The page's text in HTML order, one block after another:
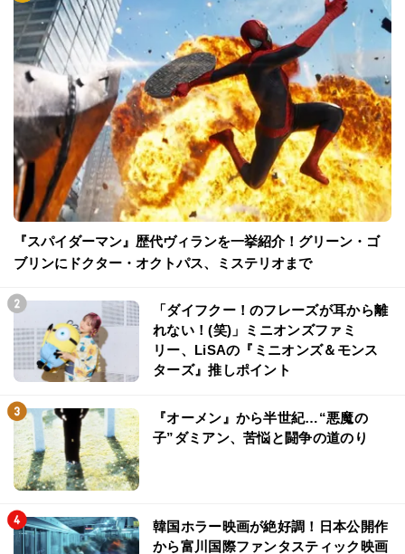
『スパイダーマン』歴代ヴィランを一挙紹介！グリーン・ゴ
ブリンにドクター・オクトパス、ミステリオまで
「ダイフクー！のフレーズが耳から離
れない！(笑)」ミニオンズファミ
リー、LiSAの『ミニオンズ＆モンス
ターズ』推しポイント
『オーメン』から半世紀…“悪魔の
子”ダミアン、苦悩と闘争の道のり
韓国ホラー映画が絶好調！日本公開作
から富川国際ファンタスティック映画